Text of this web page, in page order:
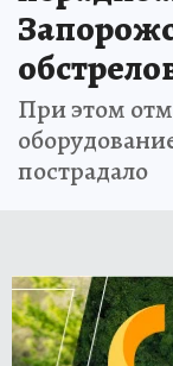
При этом
пострадало